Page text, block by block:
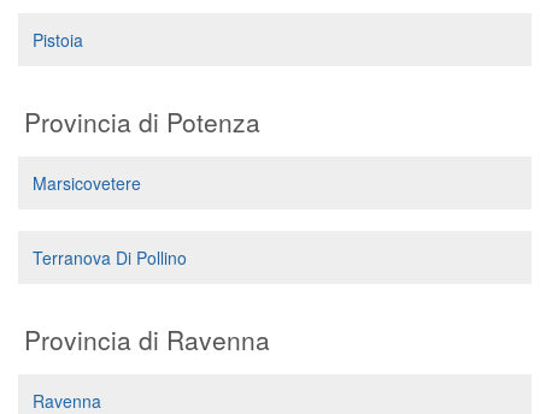
Pistoia
Provincia di Potenza
Marsicovetere
Terranova Di Pollino
Provincia di Ravenna
Ravenna